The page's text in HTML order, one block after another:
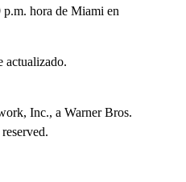
p.m. hora de Miami en
actualizado.
Inc., a Warner Bros.